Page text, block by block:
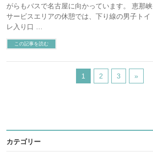
がらもバスで名古屋に向かっています。 恵那峡
サービスエリアの休憩では、下り線の男子トイ
レ入り口 …
この記事を読む
1 2 3 »
カテゴリー